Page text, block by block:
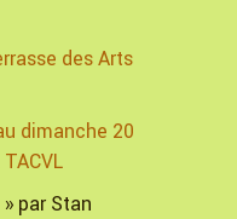
des Arts
dimanche 20
par Stan